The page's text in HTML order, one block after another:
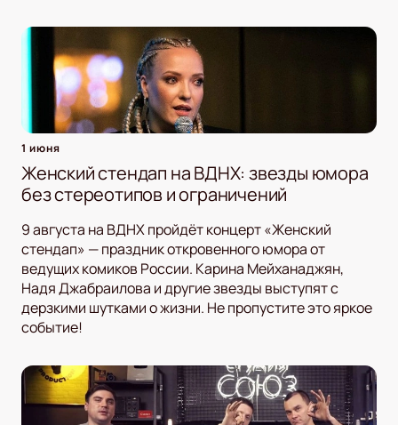
1 июня
Женский стендап на ВДНХ: звезды юмора
без стереотипов и ограничений
9 августа на ВДНХ пройдёт концерт «Женский
стендап» — праздник откровенного юмора от
ведущих комиков России. Карина Мейханаджян,
Надя Джабраилова и другие звезды выступят с
дерзкими шутками о жизни. Не пропустите это яркое
событие!